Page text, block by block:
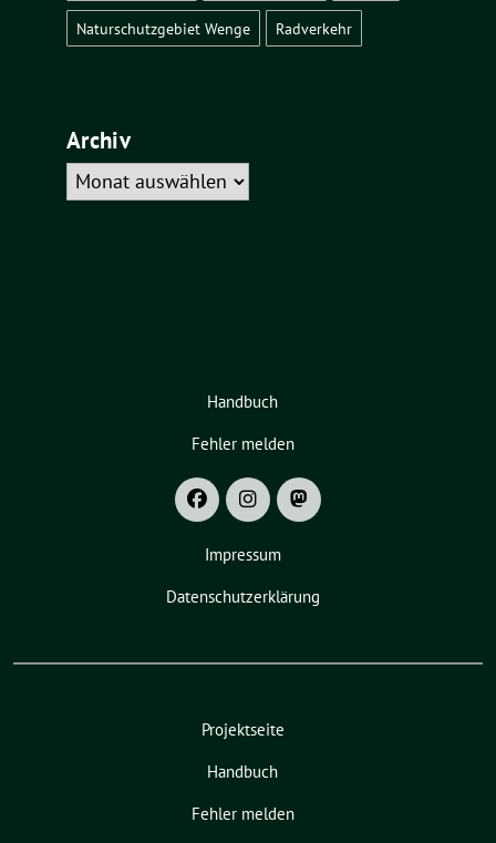
Naturschutzgebiet Wenge Radverkehr
Archiv
Archiv
Handbuch
Fehler melden
Impressum
Datenschutzerklärung
Projektseite
Handbuch
Fehler melden